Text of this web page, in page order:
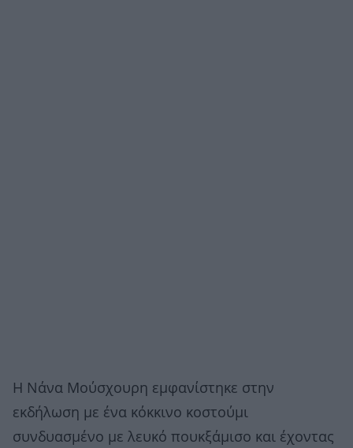
Η Νάνα Μούσχουρη εμφανίστηκε στην
εκδήλωση με ένα κόκκινο κοστούμι
συνδυασμένο με λευκό πουκξάμισο και έχοντας